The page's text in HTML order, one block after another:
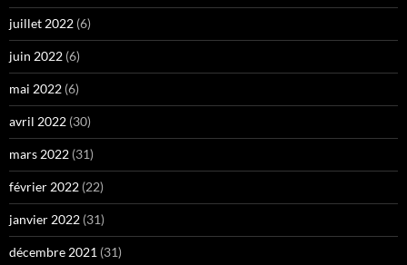
juillet 2022 (6)
juin 2022 (6)
mai 2022 (6)
avril 2022 (30)
mars 2022 (31)
février 2022 (22)
janvier 2022 (31)
décembre 2021 (31)